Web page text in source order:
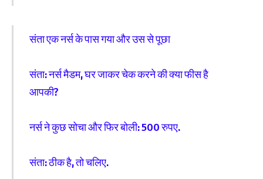
संता एक नर्स के पास गया और उस से पूछा
संता: नर्स मैडम, घर जाकर चेक करने की क्या फीस है
आपकी?
नर्स ने कुछ सोचा और फिर बोली: 500 रुपए.
संता: ठीक है, तो चलिए.